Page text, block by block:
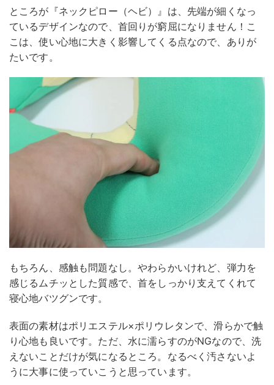
ところが『ネックピロー（ヘビ）』は、先端が細くなっ
ているデザインなので、首回りが窮屈になりません！こ
こは、使い心地に大きく影響してくる点なので、ありが
たいです。
もちろん、感触も問題なし。やわらかいけれど、弾力を
感じるムチッとした質感で、首をしっかり支えてくれて
寝心地バツグンです。
表面の素材はポリエステル×ポリウレタンで、滑らかで触
り心地も良いです。ただ、水に濡らすのがNGなので、洗
えないことだけが気になるところ。なるべく汚さないよ
うに大事に使っていこうと思っています。